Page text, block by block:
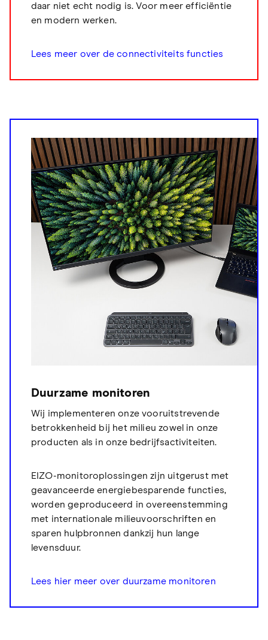
daar niet echt nodig is. Voor meer efficiëntie
en modern werken.
Lees meer over de connectiviteits functies
Duurzame monitoren
Wij implementeren onze vooruitstrevende
betrokkenheid bij het milieu zowel in onze
producten als in onze bedrijfsactiviteiten.
EIZO-monitoroplossingen zijn uitgerust met
geavanceerde energiebesparende functies,
worden geproduceerd in overeenstemming
met internationale milieuvoorschriften en
sparen hulpbronnen dankzij hun lange
levensduur.
Lees hier meer over duurzame monitoren